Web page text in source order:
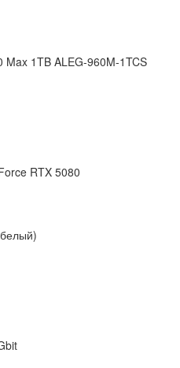
Max 1TB ALEG-960M-1TCS
RTX 5080